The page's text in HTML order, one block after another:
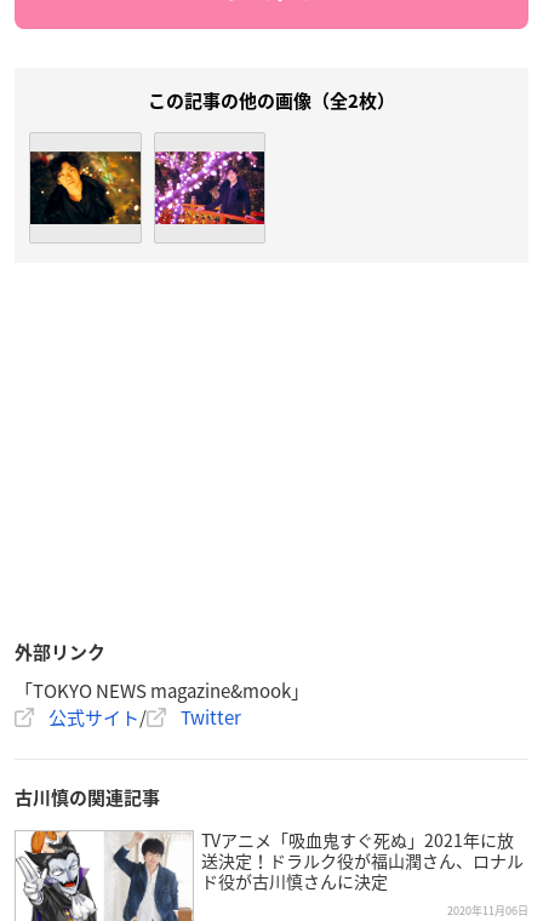
この記事の他の画像（全2枚）
外部リンク
「TOKYO NEWS magazine&mook」
公式サイト/ Twitter
古川慎の関連記事
TVアニメ「吸血鬼すぐ死ぬ」2021年に放
送決定！ドラルク役が福山潤さん、ロナル
ド役が古川慎さんに決定
2020年11月06日